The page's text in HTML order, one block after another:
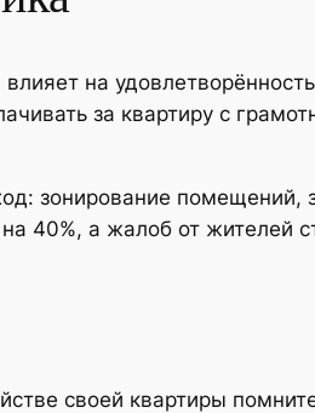
на
за квартиру с
зонирование помещений,
40%, а жалоб от жителей
своей квартиры